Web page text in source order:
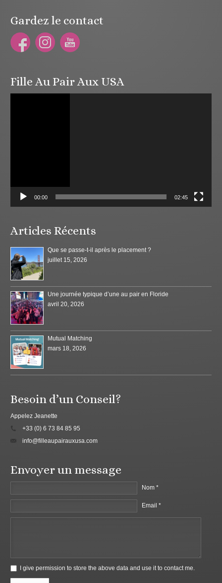
Gardez le contact
Fille Au Pair Aux USA
00:00 02:45
Articles Récents
Que se passe-t-il après le placement ?
juillet 15, 2026
Une journée typique d’une au pair en Floride
avril 20, 2026
Mutual Matching
mars 18, 2026
Besoin d’un Conseil?
Appelez Jeanette
+33 (0) 6 73 84 85 95
info@filleaupairauxusa.com
Envoyer un message
Nom *
Email *
I give permission to store the above data and use it to contact me.